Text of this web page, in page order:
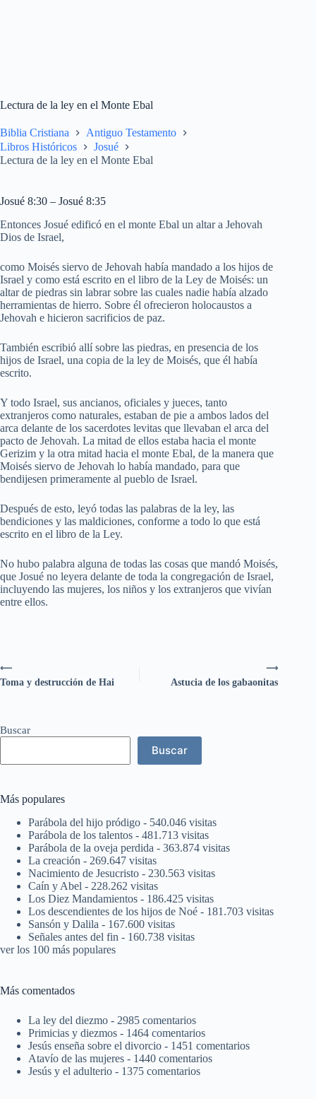
Lectura de la ley en el Monte Ebal
Biblia Cristiana
Antiguo Testamento
Libros Históricos
Josué
Lectura de la ley en el Monte Ebal
Josué 8:30 – Josué 8:35
Entonces Josué edificó en el monte Ebal un altar a Jehovah
Dios de Israel,
como Moisés siervo de Jehovah había mandado a los hijos de
Israel y como está escrito en el libro de la Ley de Moisés: un
altar de piedras sin labrar sobre las cuales nadie había alzado
herramientas de hierro. Sobre él ofrecieron holocaustos a
Jehovah e hicieron sacrificios de paz.
También escribió allí sobre las piedras, en presencia de los
hijos de Israel, una copia de la ley de Moisés, que él había
escrito.
Y todo Israel, sus ancianos, oficiales y jueces, tanto
extranjeros como naturales, estaban de pie a ambos lados del
arca delante de los sacerdotes levitas que llevaban el arca del
pacto de Jehovah. La mitad de ellos estaba hacia el monte
Gerizim y la otra mitad hacia el monte Ebal, de la manera que
Moisés siervo de Jehovah lo había mandado, para que
bendijesen primeramente al pueblo de Israel.
Después de esto, leyó todas las palabras de la ley, las
bendiciones y las maldiciones, conforme a todo lo que está
escrito en el libro de la Ley.
No hubo palabra alguna de todas las cosas que mandó Moisés,
que Josué no leyera delante de toda la congregación de Israel,
incluyendo las mujeres, los niños y los extranjeros que vivían
entre ellos.
⟶
Astucia de los gabaonitas
⟵
Toma y destrucción de Hai
Buscar
Buscar
Más populares
Parábola del hijo pródigo - 540.046 visitas
Parábola de los talentos - 481.713 visitas
Parábola de la oveja perdida - 363.874 visitas
La creación - 269.647 visitas
Nacimiento de Jesucristo - 230.563 visitas
Caín y Abel - 228.262 visitas
Los Diez Mandamientos - 186.425 visitas
Los descendientes de los hijos de Noé - 181.703 visitas
Sansón y Dalila - 167.600 visitas
Señales antes del fin - 160.738 visitas
ver los 100 más populares
Más comentados
La ley del diezmo - 2985 comentarios
Primicias y diezmos - 1464 comentarios
Jesús enseña sobre el divorcio - 1451 comentarios
Atavío de las mujeres - 1440 comentarios
Jesús y el adulterio - 1375 comentarios